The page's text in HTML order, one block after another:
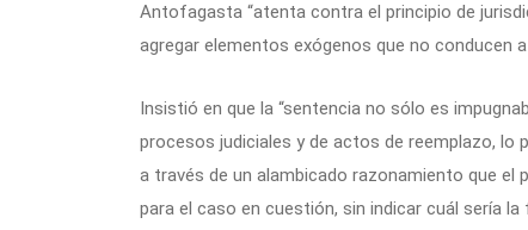
Antofagasta “atenta contra el principio de
agregar elementos exógenos que no conducen
Insistió en que la “sentencia no sólo es
procesos judiciales y de actos de reemplazo, lo
a través de un alambicado razonamiento que
para el caso en cuestión, sin indicar cuál sería